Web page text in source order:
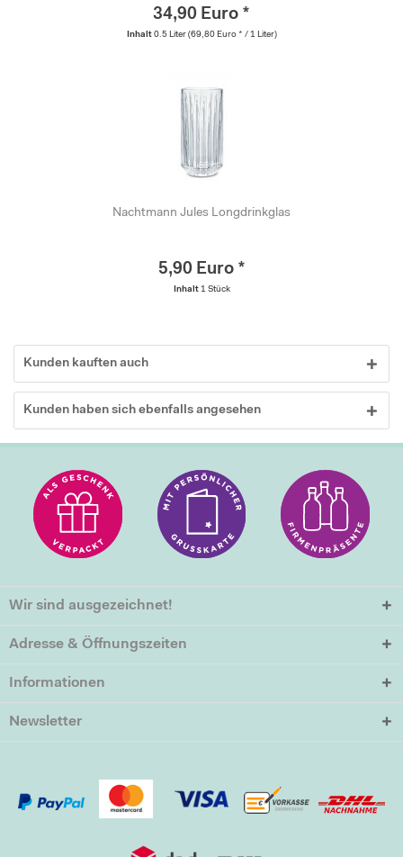
34,90 Euro *
Inhalt 0.5 Liter (69,80 Euro * / 1 Liter)
Nachtmann Jules Longdrinkglas
5,90 Euro *
Inhalt 1 Stück
Kunden kauften auch
Kunden haben sich ebenfalls angesehen
Wir sind ausgezeichnet!
Adresse & Öffnungszeiten
Informationen
Newsletter